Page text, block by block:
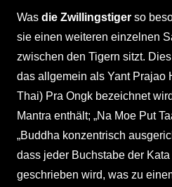
Was die Zwillingstiger so
sie einen weiteren einzelnen
zwischen den Tigern sitzt.
das allgemein als Yant Prajao
Thai) Pra Ongk bezeichnet
Mantra enthält; „Na Moe Put
„Buddha konzentrisch
dass jeder Buchstabe der
geschrieben wird, was zu